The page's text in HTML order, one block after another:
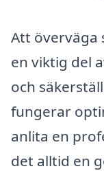
Att överväga
en viktig del
och
fungerar
anlita en
det alltid en